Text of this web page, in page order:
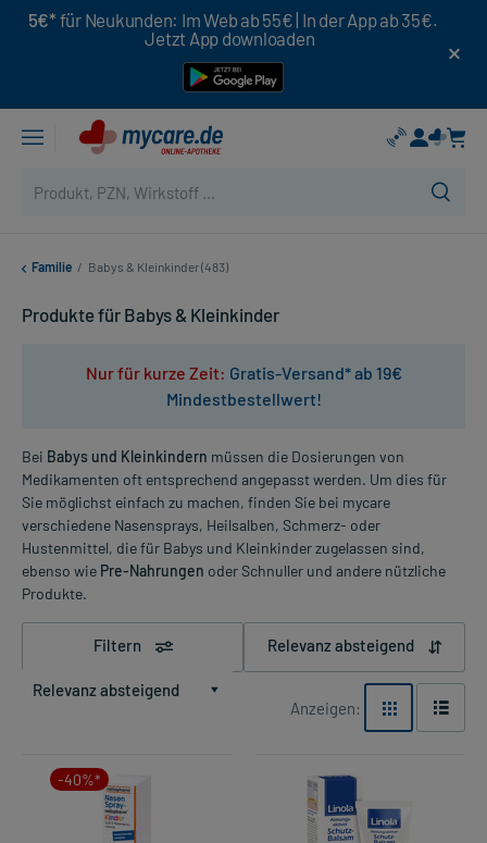
5€* für Neukunden: Im Web ab 55€ | In der App ab 35€.
Jetzt App downloaden
Familie / Babys & Kleinkinder (483)
Produkte für Babys & Kleinkinder
Nur für kurze Zeit: Gratis-Versand* ab 19€
Mindestbestellwert!
Bei Babys und Kleinkindern müssen die Dosierungen von
Medikamenten oft entsprechend angepasst werden. Um dies für
Sie möglichst einfach zu machen, finden Sie bei mycare
verschiedene Nasensprays, Heilsalben, Schmerz- oder
Hustenmittel, die für Babys und Kleinkinder zugelassen sind,
ebenso wie Pre-Nahrungen oder Schnuller und andere nützliche
Produkte.
Filtern Relevanz absteigend
Relevanz absteigend
Anzeigen:
-40%*